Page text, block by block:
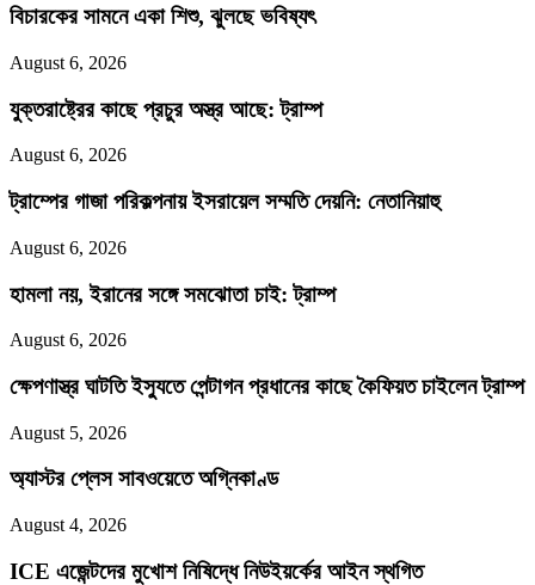
বিচারকের সামনে একা শিশু, ঝুলছে ভবিষ্যৎ
August 6, 2026
যুক্তরাষ্ট্রের কাছে প্রচুর অস্ত্র আছে: ট্রাম্প
August 6, 2026
ট্রাম্পের গাজা পরিকল্পনায় ইসরায়েল সম্মতি দেয়নি: নেতানিয়াহু
August 6, 2026
হামলা নয়, ইরানের সঙ্গে সমঝোতা চাই: ট্রাম্প
August 6, 2026
ক্ষেপণাস্ত্র ঘাটতি ইস্যুতে পেন্টাগন প্রধানের কাছে কৈফিয়ত চাইলেন ট্রাম্প
August 5, 2026
অ্যাস্টর প্লেস সাবওয়েতে অগ্নিকাণ্ড
August 4, 2026
ICE এজেন্টদের মুখোশ নিষিদ্ধে নিউইয়র্কের আইন স্থগিত